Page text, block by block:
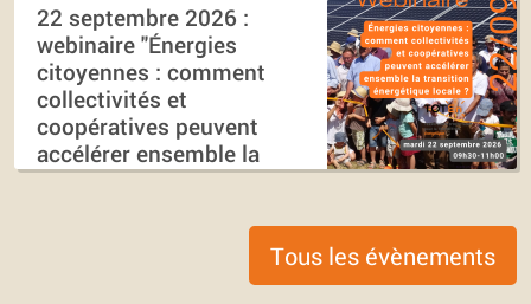
22 septembre 2026 :
webinaire "Énergies
citoyennes : comment
collectivités et
coopératives peuvent
accélérer ensemble la
transition énergétique
Tous les évènements